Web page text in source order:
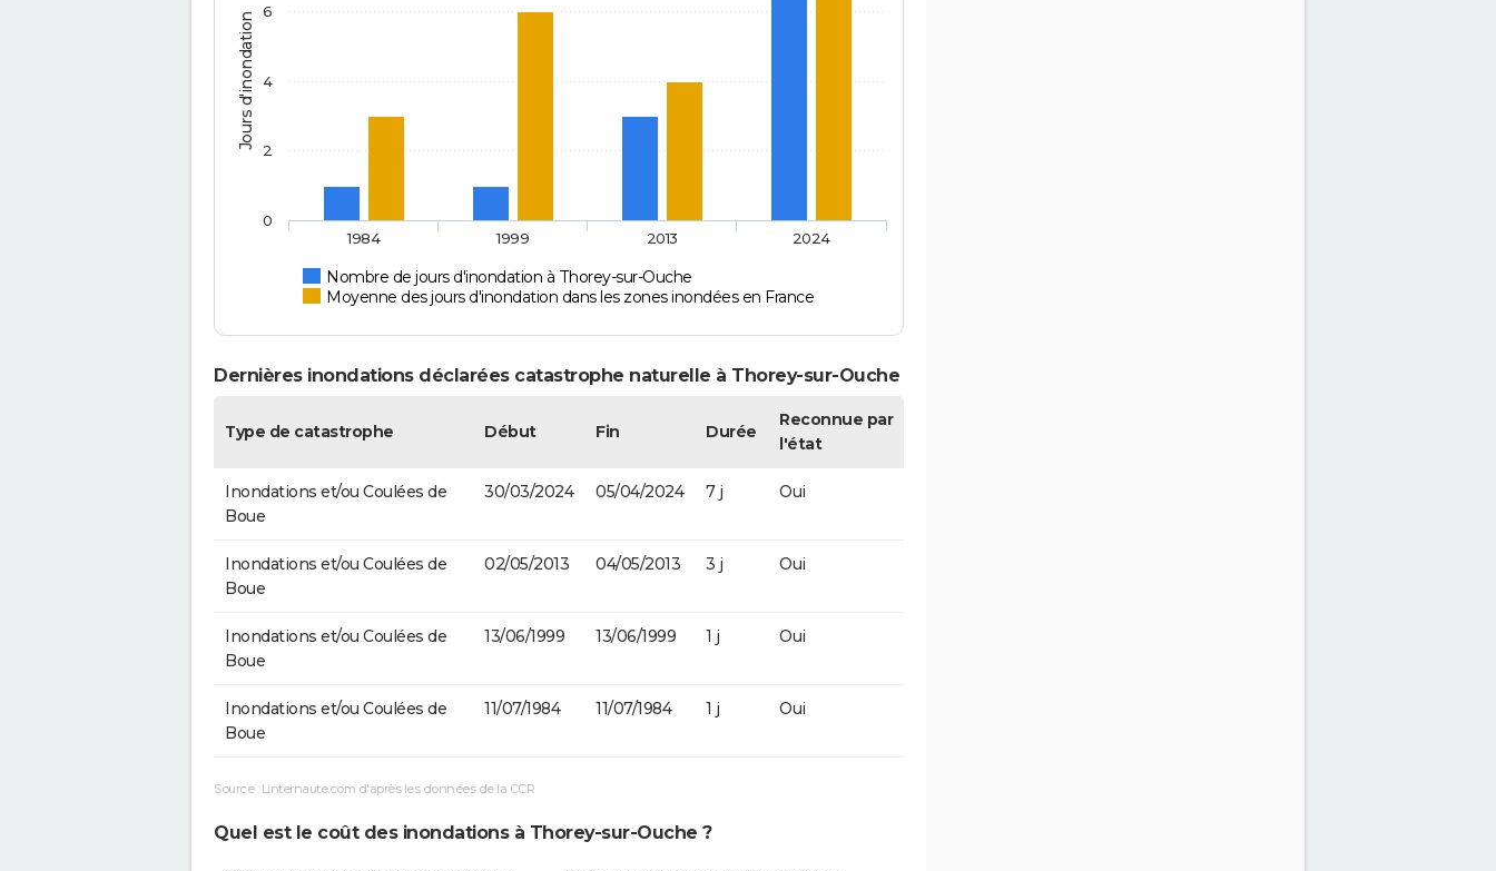
Jours d'inondation
Nombre de jours d'inondation à Thorey-sur-Ouche
Moyenne des jours d'inondation dans les zones inondées en France
1984 1999 2013 2024
0
2
4
6
Dernières inondations déclarées catastrophe naturelle à Thorey-sur-Ouche
Type de catastrophe Début Fin Durée
Reconnue par
l'état
Inondations et/ou Coulées de
Boue
30/03/2024 05/04/2024 7 j Oui
Inondations et/ou Coulées de
Boue
02/05/2013 04/05/2013 3 j Oui
Inondations et/ou Coulées de
Boue
13/06/1999 13/06/1999 1 j Oui
Inondations et/ou Coulées de
Boue
11/07/1984 11/07/1984 1 j Oui
Source : Linternaute.com d'après les données de la CCR
Quel est le coût des inondations à Thorey-sur-Ouche ?